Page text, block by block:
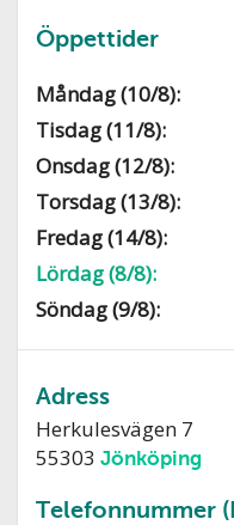
Öppettider
Måndag (10/8):
Tisdag (11/8):
Onsdag (12/8):
Torsdag (13/8):
Fredag (14/8):
Lördag (8/8):
Söndag (9/8):
Adress
Herkulesvägen 7
55303Jönköping
Telefonnummer